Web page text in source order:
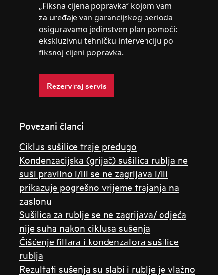
„Fiksna cijena popravka“ kojom vam
za uređaje van garancijskog perioda
osiguravamo jedinstven plan pomoći:
ekskluzivnu tehničku intervenciju po
fiksnoj cijeni popravka.
Rezerviraj servis
Povezani članci
Ciklus sušilice traje predugo
Kondenzacijska (grijač) sušilica rublja ne
suši pravilno i/ili se ne zagrijava i/ili
prikazuje pogrešno vrijeme trajanja na
zaslonu
Sušilica za rublje se ne zagrijava/ odjeća
nije suha nakon ciklusa sušenja
Čišćenje filtara i kondenzatora sušilice
rublja
Rezultati sušenja su slabi i rublje je vlažno